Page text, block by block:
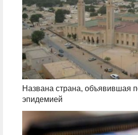
Названа страна, объявившая
эпидемией